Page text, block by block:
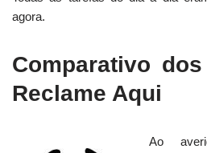
agora.
Comparativo
Reclame Aqui
Ao